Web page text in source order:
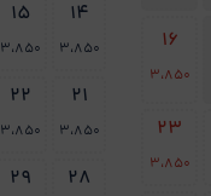
16
3،850
23
3،850
14
3،850
15
3،850
21
3،850
22
3،850
28
29